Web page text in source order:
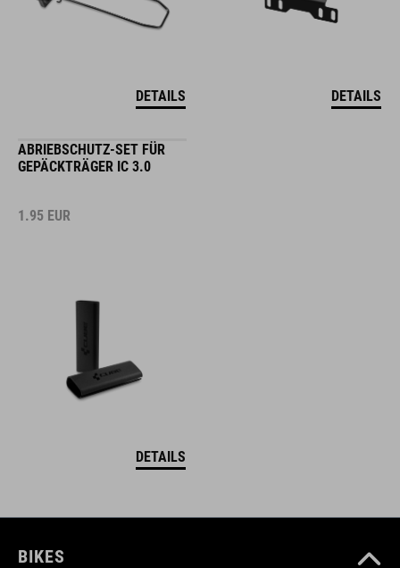
DETAILS DETAILS
ABRIEBSCHUTZ-SET FÜR
GEPÄCKTRÄGER IC 3.0
1.95 EUR
DETAILS
BIKES